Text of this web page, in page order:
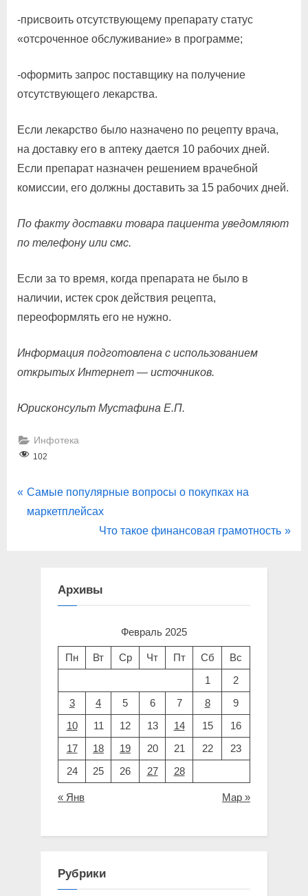
-присвоить отсутствующему препарату статус
«отсроченное обслуживание» в программе;
-оформить запрос поставщику на получение
отсутствующего лекарства.
Если лекарство было назначено по рецепту врача,
на доставку его в аптеку дается 10 рабочих дней.
Если препарат назначен решением врачебной
комиссии, его должны доставить за 15 рабочих дней.
По факту доставки товара пациента уведомляют
по телефону или смс.
Если за то время, когда препарата не было в
наличии, истек срок действия рецепта,
переоформлять его не нужно.
Информация подготовлена с использованием
открытых Интернет — источников.
Юрисконсульт Мустафина Е.П.
Инфотека
102
Навигация
P
r
Самые популярные вопросы о покупках на
маркетплейсах
N
t
s
t
Что такое финансовая грамотность
Архивы
Февраль 2025
Пн Вт Ср Чт Пт Сб
Вс
1
2
3
4 5 6 7 8
9
10
11 12 13 14 15
16
17
18 19 20 21 22
23
24
25 26 27 28
« Янв Мар »
Рубрики